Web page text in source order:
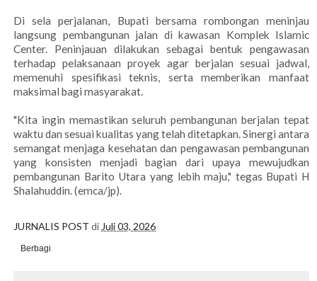
Di sela perjalanan, Bupati bersama rombongan meninjau
langsung pembangunan jalan di kawasan Komplek Islamic
Center. Peninjauan dilakukan sebagai bentuk pengawasan
terhadap pelaksanaan proyek agar berjalan sesuai jadwal,
memenuhi spesifikasi teknis, serta memberikan manfaat
maksimal bagi masyarakat.
"Kita ingin memastikan seluruh pembangunan berjalan tepat
waktu dan sesuai kualitas yang telah ditetapkan. Sinergi antara
semangat menjaga kesehatan dan pengawasan pembangunan
yang konsisten menjadi bagian dari upaya mewujudkan
pembangunan Barito Utara yang lebih maju," tegas Bupati H
Shalahuddin. (emca/jp).
JURNALIS POST di Juli 03, 2026
Berbagi